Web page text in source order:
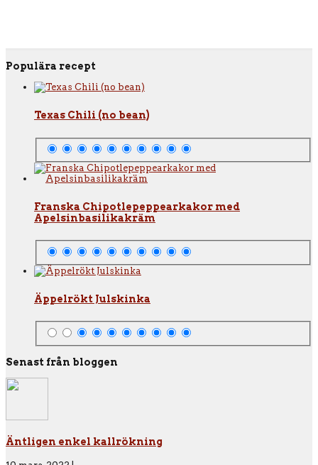
Populära recept
Texas Chili (no bean)
Franska Chipotlepeppearkakor med
Apelsinbasilikakräm
Äppelrökt Julskinka
Senast från bloggen
Äntligen enkel kallrökning